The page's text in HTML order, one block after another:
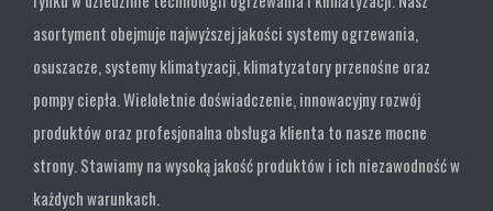
asortyment obejmuje najwyższej jakości systemy ogrzewania,
osuszacze, systemy klimatyzacji, klimatyzatory przenośne oraz
pompy ciepła. Wieloletnie doświadczenie, innowacyjny rozwój
produktów oraz profesjonalna obsługa klienta to nasze mocne
strony. Stawiamy na wysoką jakość produktów i ich niezawodność w
każdych warunkach.